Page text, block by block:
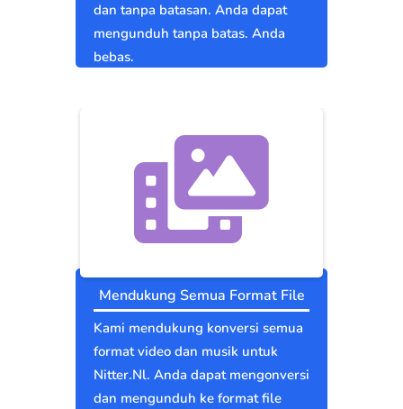
dan tanpa batasan. Anda dapat
mengunduh tanpa batas. Anda
bebas.
Mendukung Semua Format File
Kami mendukung konversi semua
format video dan musik untuk
Nitter.Nl. Anda dapat mengonversi
dan mengunduh ke format file